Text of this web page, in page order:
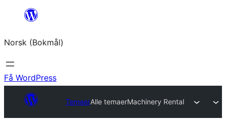
Hopp
innhold
Norsk (Bokmål)
Få WordPress
TemaerAlle temaerMachinery Rental